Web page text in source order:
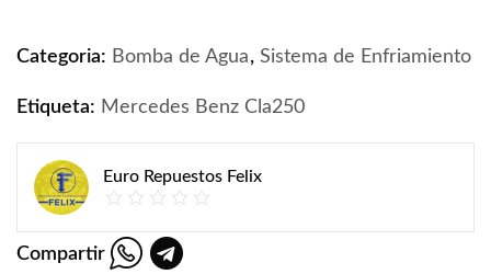
Categoria: Bomba de Agua, Sistema de Enfriamiento
Etiqueta: Mercedes Benz Cla250
Euro Repuestos Felix
Compartir